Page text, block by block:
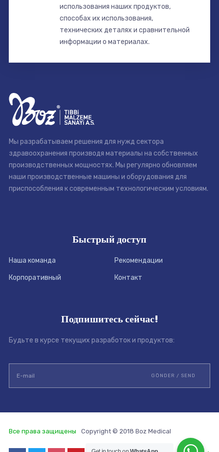
использования наших продуктов,
способах их использования,
технических деталях и сравнительной
информации о материалах.
Мы разрабатываем решения для нужд сектора
здравоохранения производя материалы на собственных
производственных мощностях. Мы регулярно обновляем
наши производственные машины и оборудования для
приспособления к современным технологическим условиям.
Быстрый доступ
Наша команда Рекомендации
Корпоративный Контакт
Подпишитесь сейчас!
Будьте в курсе текущих разработок и продуктов:
Все права защищены Copyright © 2018 Boz Medical